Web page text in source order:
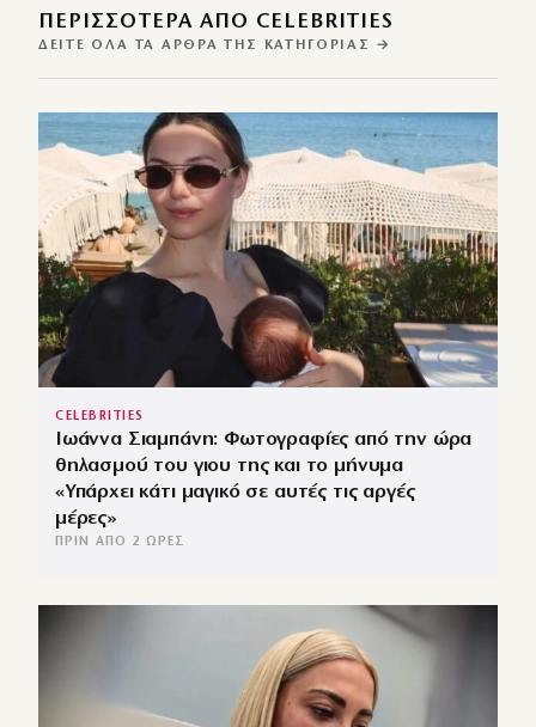
ΠΕΡΙΣΣΌΤΕΡΑ ΑΠΌ CELEBRITIES
ΔΕΊΤΕ ΌΛΑ ΤΑ ΆΡΘΡΑ ΤΗΣ ΚΑΤΗΓΟΡΊΑΣ →
CELEBRITIES
Ιωάννα Σιαμπάνη: Φωτογραφίες από την ώρα
θηλασμού του γιου της και το μήνυμα
«Υπάρχει κάτι μαγικό σε αυτές τις αργές
μέρες»
ΠΡΙΝ ΑΠΌ 2 ΏΡΕΣ